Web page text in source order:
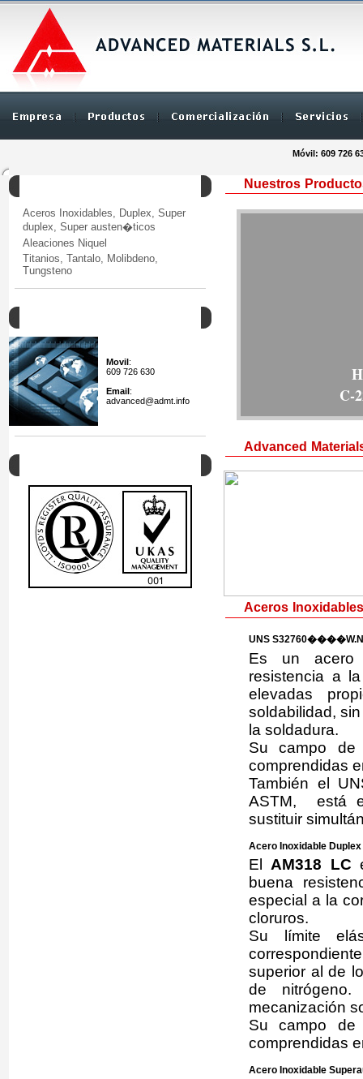
Móvil: 609 726
Aceros Inoxidables, Duplex, Super
duplex, Super austen�ticos
Aleaciones Niquel
Titanios, Tantalo, Molibdeno,
Tungsteno
Movil:
609 726 630
Email:
advanced@admt.info
Nuestros
K-
Advanced
Aceros
UNS
Es un acero
resistencia a
elevadas
soldabilidad,
la soldadura.
Su campo de
comprendidas
También el
ASTM, está
sustituir
Acero Inoxidable Duplex
El AM318 LC
buena
especial a la
cloruros.
Su límite
superior al de
de
mecanización
Su campo de
comprendidas
Acero Inoxidable